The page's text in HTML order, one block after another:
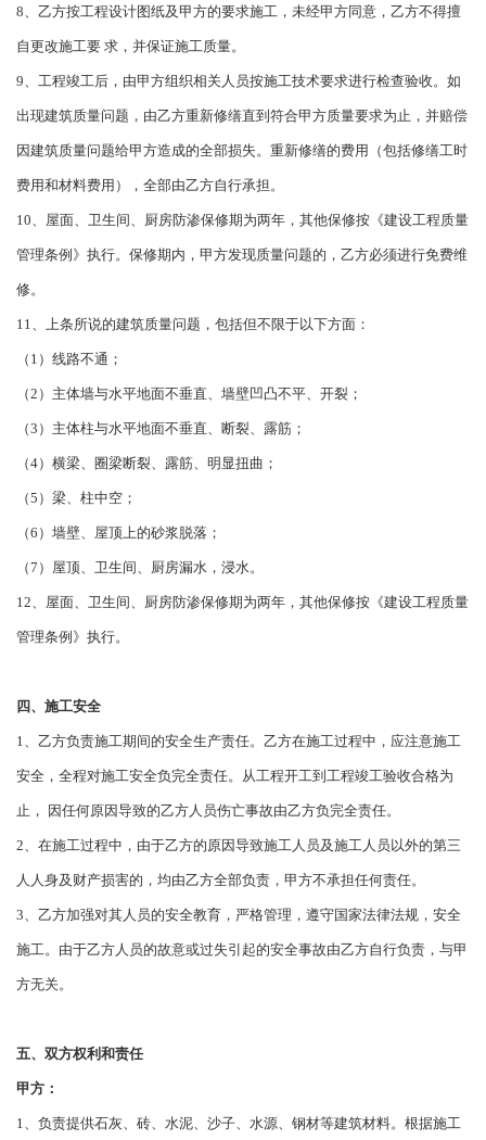
8、乙方按工程设计图纸及甲方的要求施工，未经甲方同意，乙方不得擅
自更改施工要 求，并保证施工质量。
9、工程竣工后，由甲方组织相关人员按施工技术要求进行检查验收。如
出现建筑质量问题，由乙方重新修缮直到符合甲方质量要求为止，并赔偿
因建筑质量问题给甲方造成的全部损失。重新修缮的费用（包括修缮工时
费用和材料费用），全部由乙方自行承担。
10、屋面、卫生间、厨房防渗保修期为两年，其他保修按《建设工程质量
管理条例》执行。保修期内，甲方发现质量问题的，乙方必须进行免费维
修。
11、上条所说的建筑质量问题，包括但不限于以下方面：
（1）线路不通；
（2）主体墙与水平地面不垂直、墙壁凹凸不平、开裂；
（3）主体柱与水平地面不垂直、断裂、露筋；
（4）横梁、圈梁断裂、露筋、明显扭曲；
（5）梁、柱中空；
（6）墙壁、屋顶上的砂浆脱落；
（7）屋顶、卫生间、厨房漏水，浸水。
12、屋面、卫生间、厨房防渗保修期为两年，其他保修按《建设工程质量
管理条例》执行。
四、施工安全
1、乙方负责施工期间的安全生产责任。乙方在施工过程中，应注意施工
安全，全程对施工安全负完全责任。从工程开工到工程竣工验收合格为
止， 因任何原因导致的乙方人员伤亡事故由乙方负完全责任。
2、在施工过程中，由于乙方的原因导致施工人员及施工人员以外的第三
人人身及财产损害的，均由乙方全部负责，甲方不承担任何责任。
3、乙方加强对其人员的安全教育，严格管理，遵守国家法律法规，安全
施工。由于乙方人员的故意或过失引起的安全事故由乙方自行负责，与甲
方无关。
五、双方权利和责任
甲方：
1、负责提供石灰、砖、水泥、沙子、水源、钢材等建筑材料。根据施工